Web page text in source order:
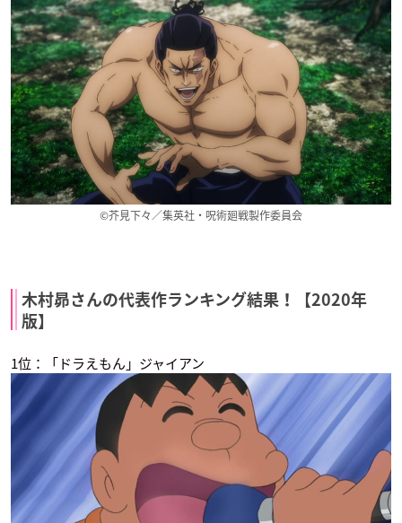
3月のライオン
松本一砂
機動戦士ガンダム 鉄
血のオルフェンズ
（第2期）
デイン・ウハイ
ハイキュー!! 烏野高
校 VS 白鳥沢学園高
校
天童覚
の巨人
新走宗也
新走宗也 寺坂竜馬
Dance with Devils
南那城メィジ
暗殺教室
寺坂竜馬
Doraemon
ジャイアン
©芥見下々／集英社・呪術廻戦製作委員会
木村昴さんの代表作ランキング結果！【2020年
版】
1位：「ドラえもん」ジャイアン